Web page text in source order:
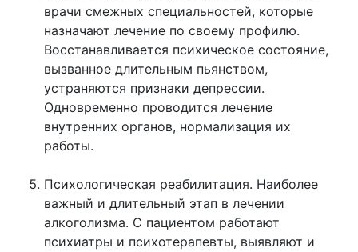
врачи смежных специальностей, которые
назначают лечение по своему профилю.
Восстанавливается психическое состояние,
вызванное длительным пьянством,
устраняются признаки депрессии.
Одновременно проводится лечение
внутренних органов, нормализация их
работы.
Психологическая реабилитация. Наиболее
важный и длительный этап в лечении
алкоголизма. С пациентом работают
психиатры и психотерапевты, выявляют и